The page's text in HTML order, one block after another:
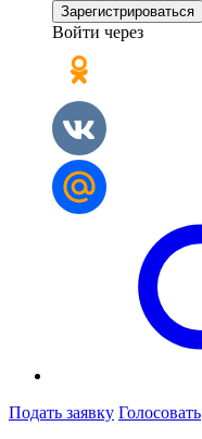
Зарегистрироваться
Войти через
Подать заявку Голосовать